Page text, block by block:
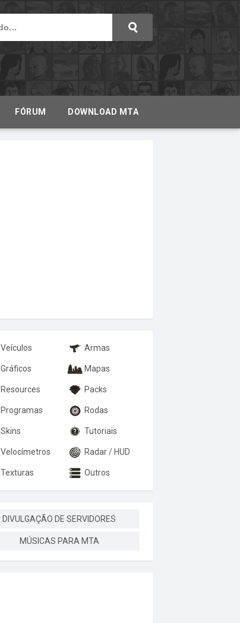
FÓRUM DOWNLOAD MTA
Veículos Armas
Gráficos Mapas
Resources Packs
Programas Rodas
Skins Tutoriais
Velocímetros Radar / HUD
Texturas Outros
DIVULGAÇÃO DE SERVIDORES
MÚSICAS PARA MTA